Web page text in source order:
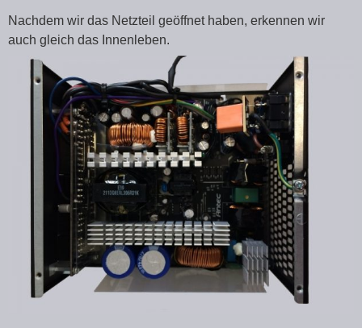
Nachdem wir das Netzteil geöffnet haben, erkennen wir
auch gleich das Innenleben.